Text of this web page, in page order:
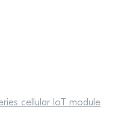
cellular IoT module